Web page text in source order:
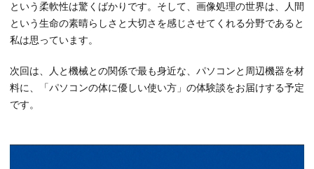
という柔軟性は驚くばかりです。そして、画像処理の世界は、人間
という生命の素晴らしさと大切さを感じさせてくれる分野であると
私は思っています。
次回は、人と機械との関係で最も身近な、パソコンと周辺機器を材
料に、「パソコンの体に優しい使い方」の体験談をお届けする予定
です。